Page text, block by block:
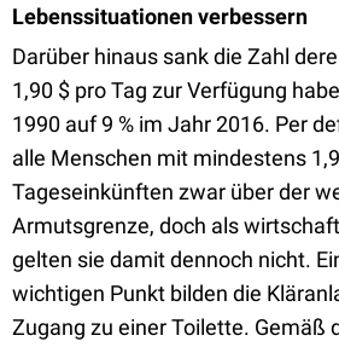
Lebenssituationen verbessern
Darüber hinaus sank die Zahl
1,90 $ pro Tag zur Verfügung
1990 auf 9 % im Jahr 2016. Per
alle Menschen mit mindestens
Tageseinkünften zwar über der
Armutsgrenze, doch als
gelten sie damit dennoch nicht.
wichtigen Punkt bilden die
Zugang zu einer Toilette. Gemäß